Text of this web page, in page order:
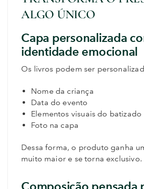
ALGO ÚNICO
Capa personalizada
identidade emocional
Os livros podem ser
Nome da criança
Data do evento
Elementos visuais do batizado
Foto na capa
Dessa forma, o produto ganha
muito maior e se torna exclusivo.